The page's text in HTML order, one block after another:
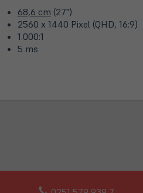
68,6 cm (27")
2560 x 1440 Pixel (QHD, 16:9)
1.000:1
5 ms